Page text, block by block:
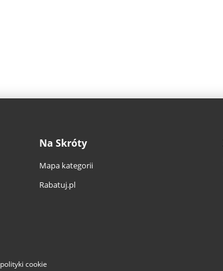
Na Skróty
Mapa kategorii
Rabatuj.pl
polityki cookie